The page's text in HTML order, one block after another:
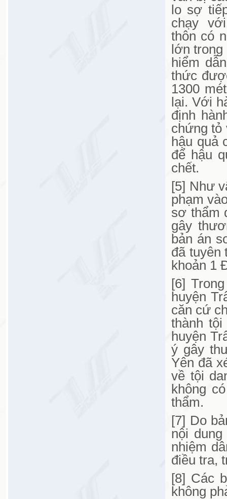
lo sợ
chạy
thôn có
lớn
hiểm
thức
1300
lại. Với
định
chứng tỏ
hậu quả
để hậu
chết.
[5] Như
phạm
sơ thẩm
gây
bản án
đã tuyên
khoản 1
[6]
huyện
căn cứ
thành tội
huyện
ý gây
Yên đã
về tội
không
thẩm.
[7] Do
nội
nhiệm
điều tra,
[8] Các
không